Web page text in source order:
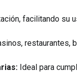
facilitando su
restaurantes,
Ideal para